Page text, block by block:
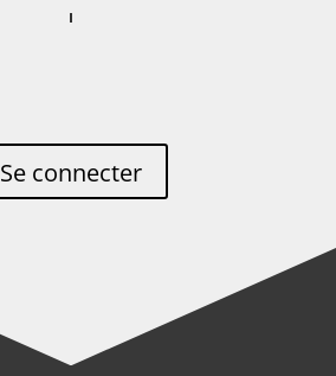
Se connecter